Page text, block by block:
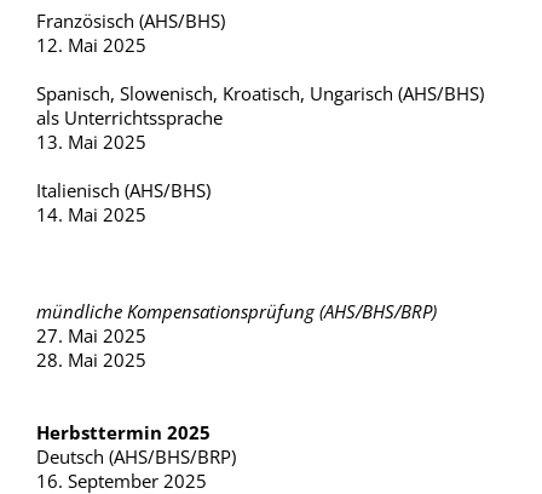
Französisch (AHS/BHS)
12. Mai 2025
Spanisch, Slowenisch, Kroatisch, Ungarisch (AHS/BHS)
als Unterrichtssprache
13. Mai 2025
Italienisch (AHS/BHS)
14. Mai 2025
mündliche Kompensationsprüfung (AHS/BHS/BRP)
27. Mai 2025
28. Mai 2025
Herbsttermin 2025
Deutsch (AHS/BHS/BRP)
16. September 2025